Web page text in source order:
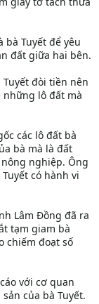
bà Tuyết để yêu
đất giữa hai bên.
đòi tiền nên
lô đất mà
các lô đất bà
bà mà là đất
nghiệp. Ông
có hành vi
Lâm Đồng đã ra
tạm giam bà
chiếm đoạt số
với cơ quan
của bà Tuyết.